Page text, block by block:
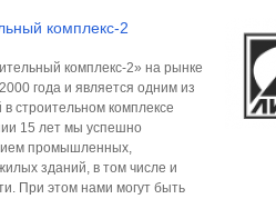
комплекс-2
комплекс-2» на рынке
года и является одним из
строительном комплексе
15 лет мы успешно
промышленных,
зданий, в том числе и
При этом нами могут быть